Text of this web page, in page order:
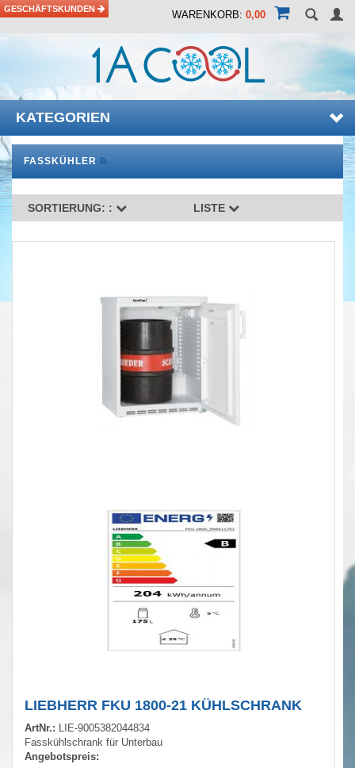
GESCHÄFTSKUNDEN WARENKORB: 0,00
KATEGORIEN
FASSKÜHLER
SORTIERUNG: : LISTE
LIEBHERR FKU 1800-21 KÜHLSCHRANK
ArtNr.: LIE-9005382044834
Fasskühlschrank für Unterbau
Angebotspreis: